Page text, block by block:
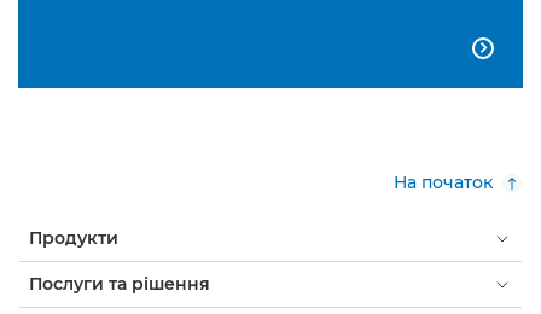

На початок
Продукти
Послуги та рішення